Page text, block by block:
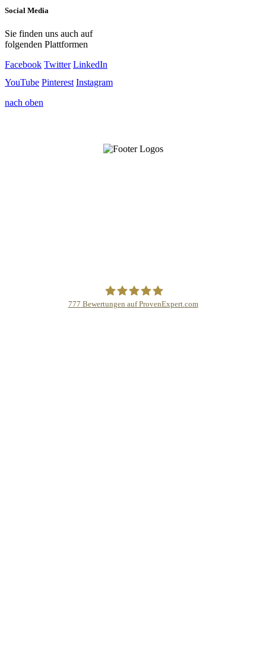
Social Media
Sie finden uns auch auf
folgenden Plattformen
Facebook Twitter LinkedIn
YouTube Pinterest Instagram
nach oben
777 Bewertungen auf ProvenExpert.com